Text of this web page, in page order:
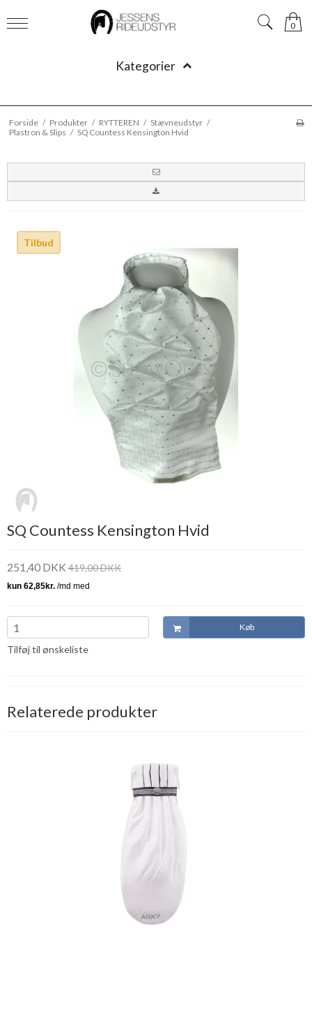
0
Kategorier
Forside / Produkter / RYTTEREN / Stævneudstyr /
Plastron & Slips / SQ Countess Kensington Hvid
Tilbud
SQ Countess Kensington Hvid
251,40 DKK 419,00 DKK
Køb
Tilføj til ønskeliste
Relaterede produkter